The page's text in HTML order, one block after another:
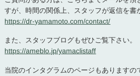
すが、時間の関係上、スタッフが返信を書
https://dr-yamamoto.com/contact/
また、スタッフブログもぜひご覧下さい。
https://ameblo.jp/yamaclistaff
当院のインタグラムのページもありますの